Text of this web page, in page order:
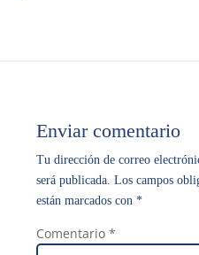
Enviar comentario
Tu dirección de correo
será publicada. Los campos
están marcados con *
Comentario *